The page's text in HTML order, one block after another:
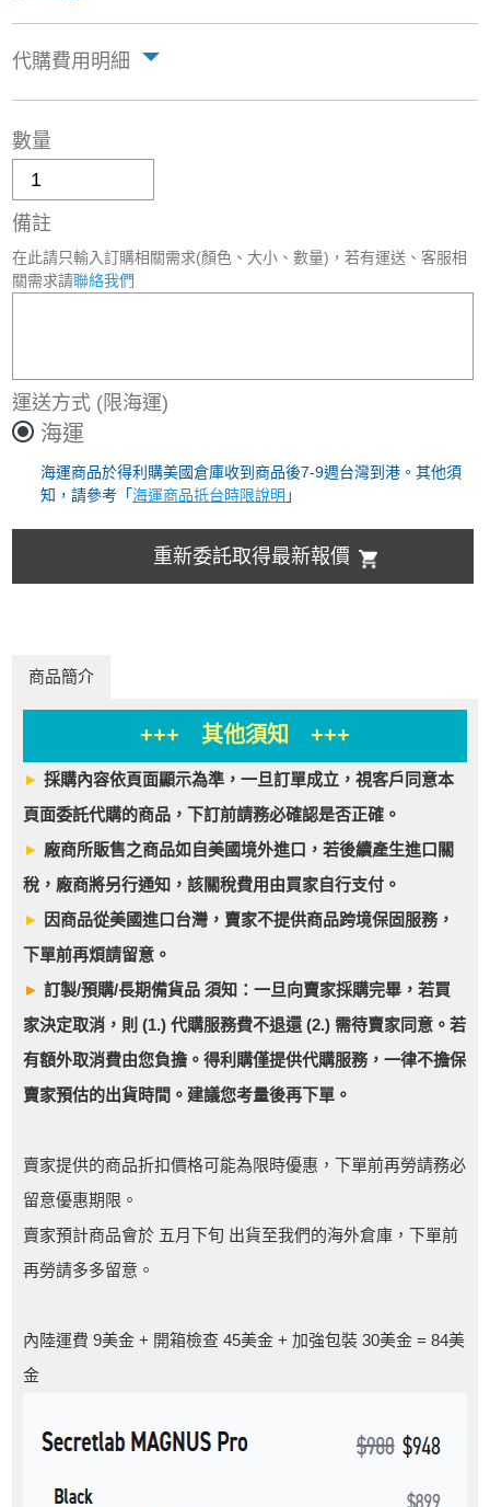
代購費用明細
數量
備註
在此請只輸入訂購相關需求(顏色、大小、數量)，若有運送、客服相
關需求請聯絡我們
運送方式 (限海運)
海運
海運商品於得利購美國倉庫收到商品後7-9週台灣到港。其他須
知，請參考「海運商品抵台時限說明 」
重新委託取得最新報價
商品簡介
+++ 其他須知 +++
►採購內容依頁面顯示為準，一旦訂單成立，視客戶同意本
頁面委託代購的商品，下訂前請務必確認是否正確。
► 廠商所販售之商品如自美國境外進口，若後續產生進口關
稅，廠商將另行通知，該關稅費用由買家自行支付。
► 因商品從美國進口台灣，賣家不提供商品跨境保固服務，
下單前再煩請留意。
► 訂製/預購/長期備貨品 須知：一旦向賣家採購完畢，若買
家決定取消，則 (1.) 代購服務費不退還 (2.) 需待賣家同意。若
有額外取消費由您負擔。得利購僅提供代購服務，一律不擔保
賣家預估的出貨時間。建議您考量後再下單。
賣家提供的商品折扣價格可能為限時優惠，下單前再勞請務必
留意優惠期限。
賣家預計商品會於 五月下旬 出貨至我們的海外倉庫，下單前
再勞請多多留意。
內陸運費 9美金 + 開箱檢查 45美金 + 加強包裝 30美金 = 84美
金